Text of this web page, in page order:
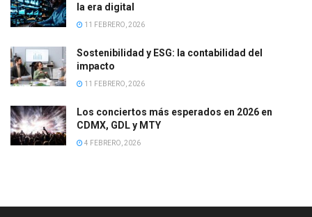
la era digital
11 FEBRERO, 2026
Sostenibilidad y ESG: la contabilidad del
impacto
11 FEBRERO, 2026
Los conciertos más esperados en 2026 en
CDMX, GDL y MTY
4 FEBRERO, 2026